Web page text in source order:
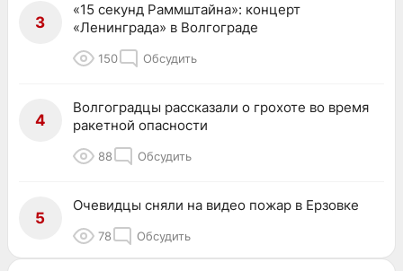
3
«15 секунд Раммштайна»: концерт
«Ленинграда» в Волгограде
150 Обсудить
4
Волгоградцы рассказали о грохоте во время
ракетной опасности
88 Обсудить
5
Очевидцы сняли на видео пожар в Ерзовке
78 Обсудить